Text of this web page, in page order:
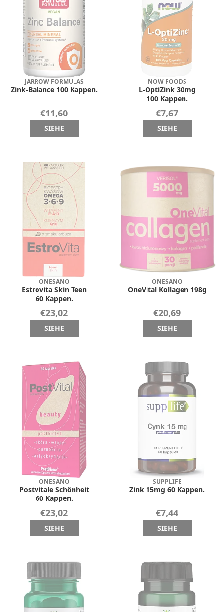
JARROW FORMULAS
Zink-Balance 100 Kappen.
€11,60
SIEHE
NOW FOODS
L-OptiZink 30mg
100 Kappen.
€7,67
SIEHE
ONESANO
Estrovita Skin Teen
60 Kappen.
€23,02
SIEHE
ONESANO
OneVital Kollagen 198g
€20,69
SIEHE
ONESANO
Postvitale Schönheit
60 Kappen.
€23,02
SIEHE
SUPPLIFE
Zink 15mg 60 Kappen.
€7,44
SIEHE